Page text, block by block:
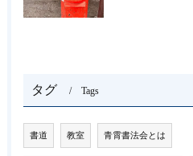
タグ Tags
書道 教室 青霄書法会とは